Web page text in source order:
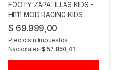
FOOTY ZAPATILLAS KIDS -
HI111 MOD RACING KIDS
AZUL
$ 69.999,00
Precio sin Impuestos
Nacionales $ 57.850,41